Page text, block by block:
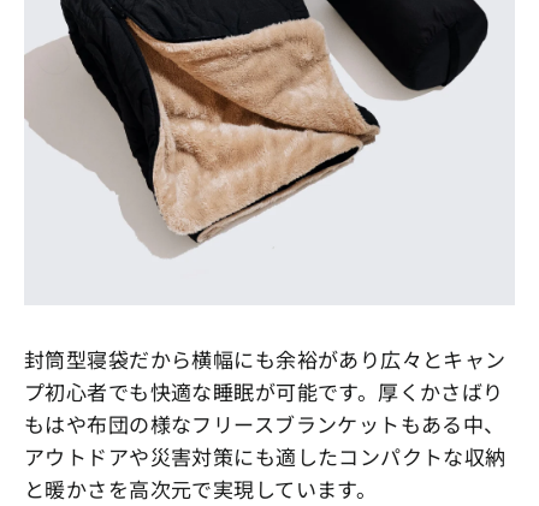
封筒型寝袋だから横幅にも余裕があり広々とキャン
プ初心者でも快適な睡眠が可能です。厚くかさばり
もはや布団の様なフリースブランケットもある中、
アウトドアや災害対策にも適したコンパクトな収納
と暖かさを高次元で実現しています。